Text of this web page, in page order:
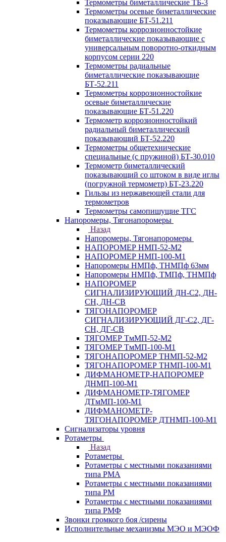
Термометры биметаллические ТБ-3
Термометры осевые биметаллические
показывающие БТ-51.211
Термометры коррозионностойкие
биметаллические показывающие с
универсальным поворотно-откидным
корпусом серии 220
Термометры радиальные
биметаллические показывающие
БТ-52.211
Термометры коррозионностойкие
осевые биметаллические
показывающие БТ-51.220
Термометр коррозионностойкий
радиальный биметаллический
показывающий БТ-52.220
Термометры общетехнические
специальные (с пружиной) БТ-30.010
Термометр биметаллический
показывающий со штоком в виде иглы
(погружной термометр) БТ-23.220
Гильзы из нержавеющей стали для
термометров
Термометры самопишущие ТГС
Напоромеры, Тягонапоромеры
Назад
Напоромеры, Тягонапоромеры
НАПОРОМЕР НМП-52-М2
НАПОРОМЕР НМП-100-М1
Напоромеры НМПф, ТНМПф 63мм
Напоромеры НМПф, ТМПф, ТНМПф
НАПОРОМЕР
СИГНАЛИЗИРУЮЩИЙ ДН-С2, ДН-
СН, ДН-СВ
ТЯГОНАПОРОМЕР
СИГНАЛИЗИРУЮЩИЙ ДГ-С2, ДГ-
СН, ДГ-СВ
ТЯГОМЕР ТмМП-52-М2
ТЯГОМЕР ТмМП-100-М1
ТЯГОНАПОРОМЕР ТНМП-52-М2
ТЯГОНАПОРОМЕР ТНМП-100-М1
ДИФМАНОМЕТР-НАПОРОМЕР
ДНМП-100-М1
ДИФМАНОМЕТР-ТЯГОМЕР
ДТмМП-100-М1
ДИФМАНОМЕТР-
ТЯГОНАПОРОМЕР ДТНМП-100-М1
Сигнализаторы уровня
Ротаметры
Назад
Ротаметры
Ротаметры с местными показаниями
типа РМА
Ротаметры с местными показаниями
типа РМ
Ротаметры с местными показаниями
типа РМФ
Звонки громкого боя /сирены
Исполнительные механизмы МЭО и МЭОФ